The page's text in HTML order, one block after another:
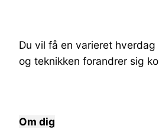
Du vil få en varieret
og teknikken forandrer sig
Om dig